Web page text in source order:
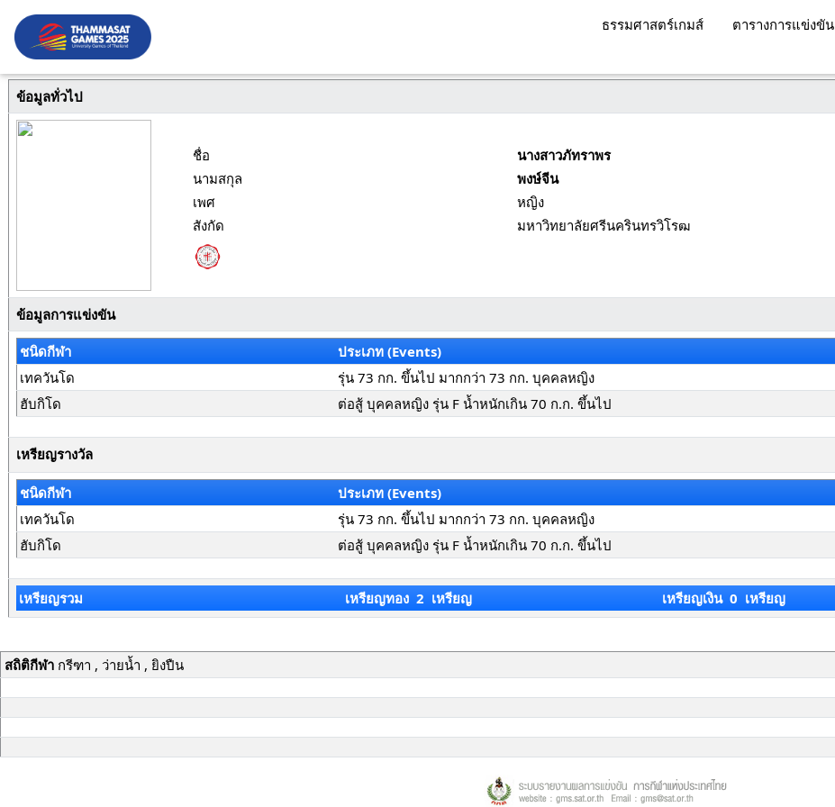
ธรรมศาสตร์เกมส์ ตารางการแข่งขัน
ข้อมูลทั่วไป
ชื่อ
นางสาวภัทราพร
นามสกุล
พงษ์จีน
เพศ
หญิง
สังกัด
มหาวิทยาลัยศรีนครินทรวิโรฒ
ข้อมูลการแข่งขัน
ชนิดกีฬา
ประเภท (Events)
เทควันโด
รุ่น 73 กก. ขึ้นไป มากกว่า 73 กก. บุคคลหญิง
ฮับกิโด
ต่อสู้ บุคคลหญิง รุ่น F น้ำหนักเกิน 70 ก.ก. ขึ้นไป
เหรียญรางวัล
ชนิดกีฬา ประเภท (Events)
เทควันโด
รุ่น 73 กก. ขึ้นไป มากกว่า 73 กก. บุคคลหญิง
ฮับกิโด
ต่อสู้ บุคคลหญิง รุ่น F น้ำหนักเกิน 70 ก.ก. ขึ้นไป
เหรียญรวม เหรียญทอง 2 เหรียญ เหรียญเงิน 0 เหรียญ
สถิติกีฬากรีฑา , ว่ายน้ำ , ยิงปืน